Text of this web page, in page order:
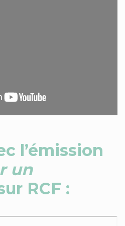
l’émission
un
RCF :